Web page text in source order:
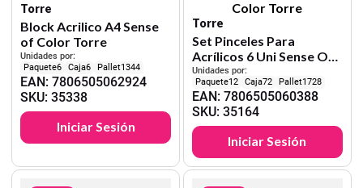
Torre
Block Acrilico A4 Sense
of Color Torre
Unidades por:
6
6 1344
EAN:7806505062924
SKU:35338
Iniciar Sesión
Torre
Set Pinceles Para
Acrílicos 6 Uni Sense Of
Color Torre
Unidades por:
12
72 1728
EAN: 7806505060388
SKU: 35164
Iniciar Sesión